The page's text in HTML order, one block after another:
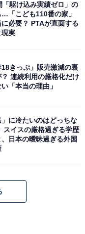
「駆け込み実績ゼロ」の
「こども110番の家」
に必要？ PTAが直面する
現実
18きっぷ」販売激減の裏
？ 連続利用の厳格化だけ
「本当の理由」
」に冷たいのはどっちな
スイスの厳格過ぎる学歴
日本の曖昧過ぎる外国